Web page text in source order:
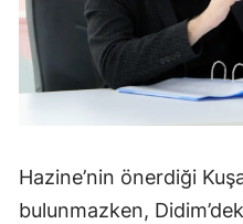
Hazine’nin önerdiği
bulunmazken,